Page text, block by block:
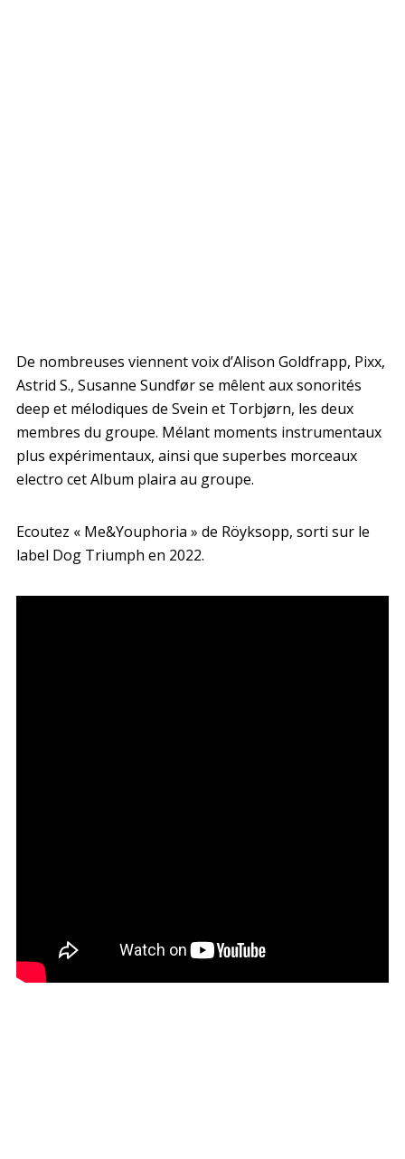
De nombreuses viennent voix d’Alison Goldfrapp, Pixx,
Astrid S., Susanne Sundfør se mêlent aux sonorités
deep et mélodiques de Svein et Torbjørn, les deux
membres du groupe. Mélant moments instrumentaux
plus expérimentaux, ainsi que superbes morceaux
electro cet Album plaira au groupe.
Ecoutez « Me&Youphoria » de Röyksopp, sorti sur le
label Dog Triumph en 2022.